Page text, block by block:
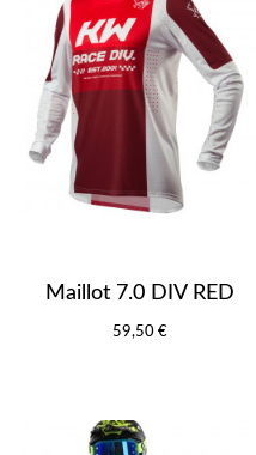
Maillot 7.0 DIV RED
59,50 €